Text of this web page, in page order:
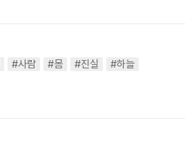
#사람 #몸 #진실
#하늘